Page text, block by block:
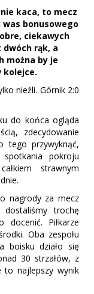
kaca, to mecz
was bonusowego
ciekawych
rąk, a
można by je
kolejce.
nieźli. Górnik 2:0
do końca ogląda
zdecydowanie
tego przywyknąć,
pokroju
strawnym
nagrody za mecz
trochę
docenić. Piłkarze
Oba zespołu
boisku działo się
30 strzałów, z
to najlepszy wynik